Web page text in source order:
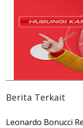
Berita Terkait
Leonardo Bonucci